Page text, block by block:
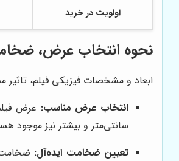
اولویت در خرید
نحوه انتخاب عرض،
ابعاد و مشخصات فیزیکی فیلم، تاثیر
انتخاب عرض مناسب:
سانتی‌متر و بیشتر نیز موجود
تعیین ضخامت ایده‌آل: